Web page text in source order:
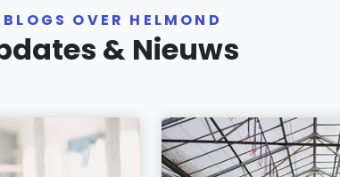
OVER HELMOND
& Nieuws